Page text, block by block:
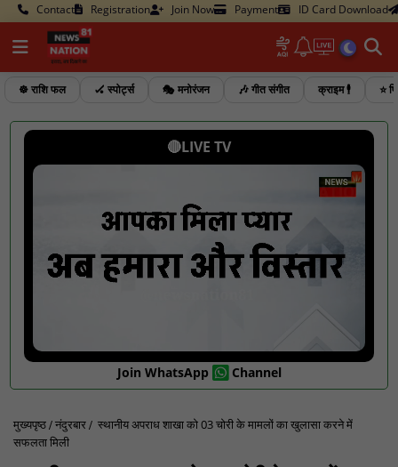
Contact Registration Join Now Payment ID Card Download
☸️ राशि फल 🏑 स्पोर्ट्स 🎭 मनोरंजन 🎶 गीत संगीत क्राइम 🕴️ ⭐
🔴LIVE TV
Join WhatsApp Channel
मुख्यपृष्ठ नंदुरबार
स्थानीय अपराध शाखा को 03 चोरी के मामलों का खुलासा करने में
सफलता मिली